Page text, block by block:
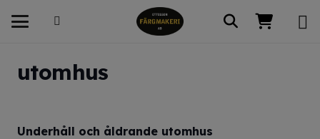
utomhus
Underhåll och åldrande utomhus